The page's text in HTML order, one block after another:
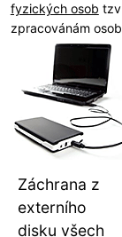
fyzických osob
zpracovánám
Záchrana z
externího
disku všech